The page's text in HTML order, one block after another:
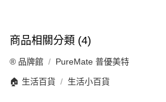
商品相關分類 (4)
®️ 品牌館 PureMate 普優美特
🏠 生活百貨 生活小百貨